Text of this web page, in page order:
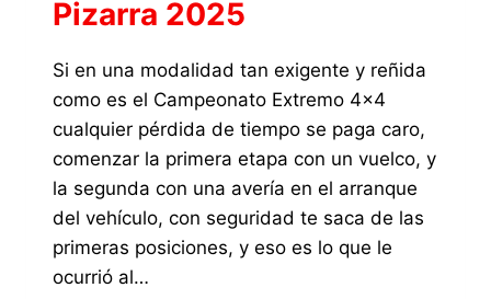
Pizarra 2025
Si en una modalidad tan exigente y reñida
como es el Campeonato Extremo 4×4
cualquier pérdida de tiempo se paga caro,
comenzar la primera etapa con un vuelco, y
la segunda con una avería en el arranque
del vehículo, con seguridad te saca de las
primeras posiciones, y eso es lo que le
ocurrió al…